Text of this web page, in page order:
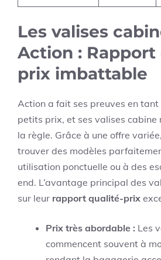
Les valises
Action :
prix imbattable
Action a fait ses preuves en
petits prix, et ses valises cabine
la règle. Grâce à une offre
trouver des modèles
utilisation ponctuelle ou à des
end. L’avantage principal des
sur leur rapport qualité-prix
Prix très abordable : Les
commencent souvent à